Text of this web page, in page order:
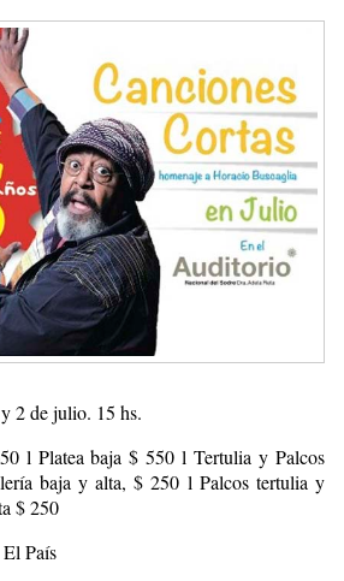
2 de julio. 15 hs.
l Platea baja $ 550 l Tertulia y Palcos
baja y alta, $ 250 l Palcos tertulia y
$ 250
País